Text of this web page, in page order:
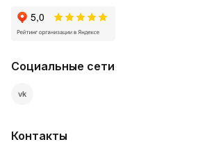
Социальные сети
vk
Контакты